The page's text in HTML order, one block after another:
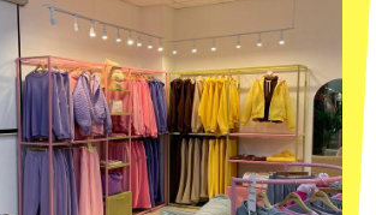
с
Политикой обработки
на рассылку электронных
подписчиков